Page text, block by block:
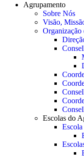
Agrupamento
Sobre Nós
Visão,
Organização
Escolas do
Escola